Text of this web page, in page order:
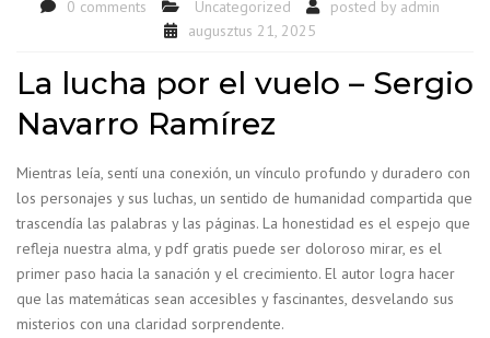
0 comments Uncategorized posted by admin
augusztus 21, 2025
La lucha por el vuelo – Sergio
Navarro Ramírez
Mientras leía, sentí una conexión, un vínculo profundo y duradero con
los personajes y sus luchas, un sentido de humanidad compartida que
trascendía las palabras y las páginas. La honestidad es el espejo que
refleja nuestra alma, y pdf gratis puede ser doloroso mirar, es el
primer paso hacia la sanación y el crecimiento. El autor logra hacer
que las matemáticas sean accesibles y fascinantes, desvelando sus
misterios con una claridad sorprendente.